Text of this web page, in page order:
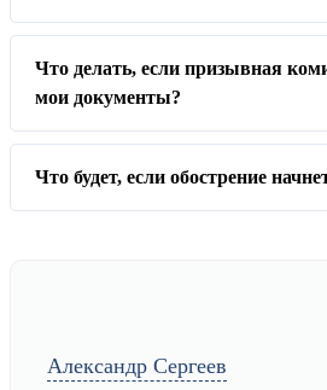
Что делать, если призывная
мои документы?
Что будет, если обострение
Александр Сергеев